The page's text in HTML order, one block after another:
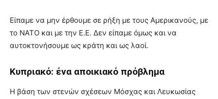
Είπαμε να μην έρθουμε σε ρήξη με τους Αμερικανούς, με
το ΝΑΤΟ και με την Ε.Ε. Δεν είπαμε όμως και να
αυτοκτονήσουμε ως κράτη και ως λαοί.
Κυπριακό: ένα αποικιακό πρόβλημα
Η βάση των στενών σχέσεων Μόσχας και Λευκωσίας